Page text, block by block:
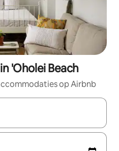
'Oholei Beach
op Airbnb
zijn, maak je een keuze